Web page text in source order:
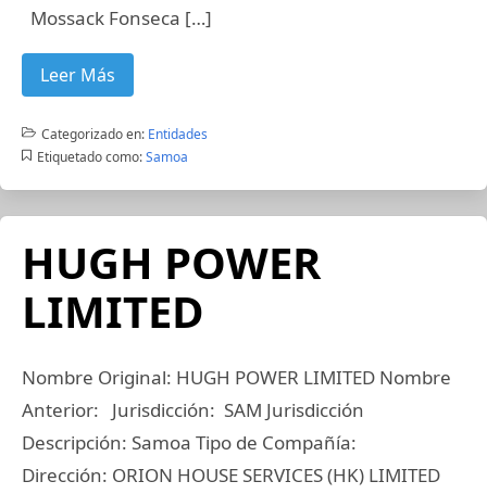
Mossack Fonseca […]
Leer Más
Categorizado en: Entidades
Etiquetado como: Samoa
HUGH POWER
LIMITED
Nombre Original: HUGH POWER LIMITED Nombre
Anterior: Jurisdicción: SAM Jurisdicción
Descripción: Samoa Tipo de Compañía:
Dirección: ORION HOUSE SERVICES (HK) LIMITED